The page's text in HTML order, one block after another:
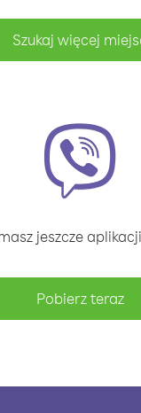
Szukaj więcej
jeszcze
Pobierz teraz